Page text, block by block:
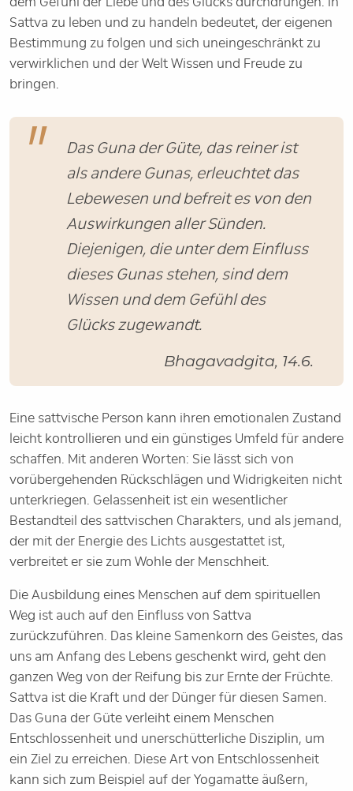
Sattva zu leben und zu handeln bedeutet, der eigenen
Bestimmung zu folgen und sich uneingeschränkt zu
verwirklichen und der Welt Wissen und Freude zu
bringen.
Das Guna der Güte, das reiner ist
als andere Gunas, erleuchtet das
Lebewesen und befreit es von den
Auswirkungen aller Sünden.
Diejenigen, die unter dem Einfluss
dieses Gunas stehen, sind dem
Wissen und dem Gefühl des
Glücks zugewandt.
Bhagavadgita, 14.6.
Eine sattvische Person kann ihren emotionalen Zustand
leicht kontrollieren und ein günstiges Umfeld für andere
schaffen. Mit anderen Worten: Sie lässt sich von
vorübergehenden Rückschlägen und Widrigkeiten nicht
unterkriegen. Gelassenheit ist ein wesentlicher
Bestandteil des sattvischen Charakters, und als jemand,
der mit der Energie des Lichts ausgestattet ist,
verbreitet er sie zum Wohle der Menschheit.
Die Ausbildung eines Menschen auf dem spirituellen
Weg ist auch auf den Einfluss von Sattva
zurückzuführen. Das kleine Samenkorn des Geistes, das
uns am Anfang des Lebens geschenkt wird, geht den
ganzen Weg von der Reifung bis zur Ernte der Früchte.
Sattva ist die Kraft und der Dünger für diesen Samen.
Das Guna der Güte verleiht einem Menschen
Entschlossenheit und unerschütterliche Disziplin, um
ein Ziel zu erreichen. Diese Art von Entschlossenheit
kann sich zum Beispiel auf der Yogamatte äußern,